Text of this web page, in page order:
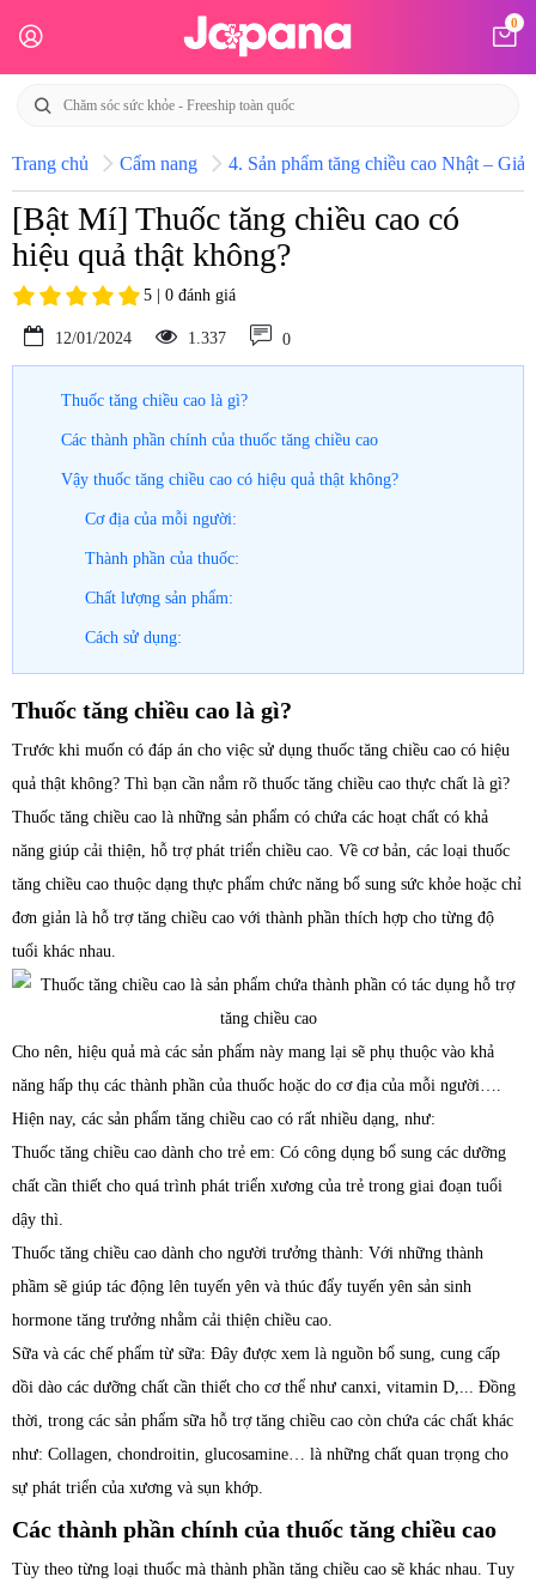
0
Trang chủ Cẩm nang 4. Sản phẩm tăng chiều cao Nhật –
[Bật Mí] Thuốc tăng chiều cao có
hiệu quả thật không?
5 | 0 đánh giá
12/01/2024 1.337 0
Thuốc tăng chiều cao là gì?
Các thành phần chính của thuốc tăng chiều cao
Vậy thuốc tăng chiều cao có hiệu quả thật không?
Cơ địa của mỗi người:
Thành phần của thuốc:
Chất lượng sản phẩm:
Cách sử dụng:
Thuốc tăng chiều cao là gì?
Trước khi muốn có đáp án cho việc sử dụng thuốc tăng chiều cao có hiệu
quả thật không? Thì bạn cần nắm rõ thuốc tăng chiều cao thực chất là gì?
Thuốc tăng chiều cao là những sản phẩm có chứa các hoạt chất có khả
năng giúp cải thiện, hỗ trợ phát triển chiều cao. Về cơ bản, các loại thuốc
tăng chiều cao thuộc dạng thực phẩm chức năng bổ sung sức khỏe hoặc chỉ
đơn giản là hỗ trợ tăng chiều cao với thành phần thích hợp cho từng độ
tuổi khác nhau.
Cho nên, hiệu quả mà các sản phẩm này mang lại sẽ phụ thuộc vào khả
năng hấp thụ các thành phần của thuốc hoặc do cơ địa của mỗi người….
Hiện nay, các sản phẩm tăng chiều cao có rất nhiều dạng, như:
Thuốc tăng chiều cao dành cho trẻ em: Có công dụng bổ sung các dưỡng
chất cần thiết cho quá trình phát triển xương của trẻ trong giai đoạn tuổi
dậy thì.
Thuốc tăng chiều cao dành cho người trưởng thành: Với những thành
phầm sẽ giúp tác động lên tuyến yên và thúc đẩy tuyến yên sản sinh
hormone tăng trưởng nhằm cải thiện chiều cao.
Sữa và các chế phẩm từ sữa: Đây được xem là nguồn bổ sung, cung cấp
dồi dào các dưỡng chất cần thiết cho cơ thể như canxi, vitamin D,... Đồng
thời, trong các sản phẩm sữa hỗ trợ tăng chiều cao còn chứa các chất khác
như: Collagen, chondroitin, glucosamine… là những chất quan trọng cho
sự phát triển của xương và sụn khớp.
Các thành phần chính của thuốc tăng chiều cao
Tùy theo từng loại thuốc mà thành phần tăng chiều cao sẽ khác nhau. Tuy